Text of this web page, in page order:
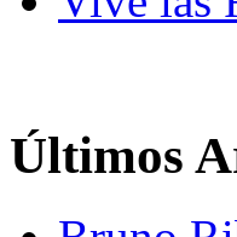
Últimos